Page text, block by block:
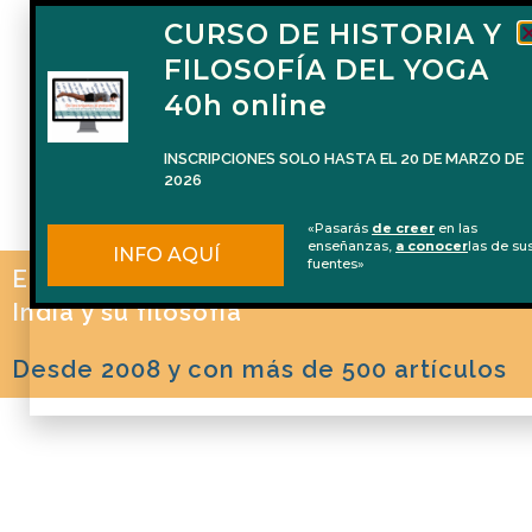
El blog de Naren Herrero sobre Yoga, la
India y su filosofía
Desde 2008 y con más de 500 artículos
CURSO DE HISTORIA Y
FILOSOFÍA DEL YOGA
40h online
INSCRIPCIONES SOLO HASTA EL 20 DE MARZO DE
2026
INFO AQUÍ
«Pasarás de creer en las
enseñanzas, a conocerlas de
fuentes»